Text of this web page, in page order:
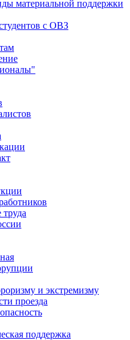
материальной поддержки
с ОВЗ
и экстремизму
проезда
поддержка